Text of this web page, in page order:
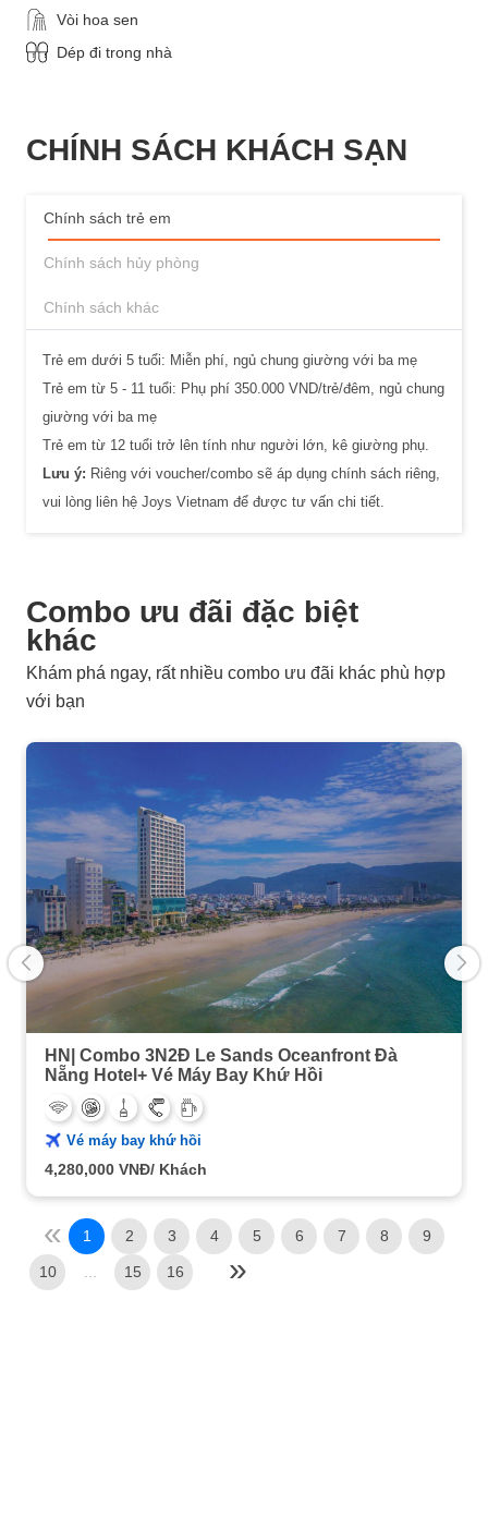
Vòi hoa sen
Dép đi trong nhà
CHÍNH SÁCH KHÁCH SẠN
Chính sách trẻ em
Chính sách hủy phòng
Chính sách khác
Trẻ em dưới 5 tuổi: Miễn phí, ngủ chung giường với ba mẹ
Trẻ em từ 5 - 11 tuổi: Phụ phí 350.000 VND/trẻ/đêm, ngủ chung
giường với ba mẹ
Trẻ em từ 12 tuổi trở lên tính như người lớn, kê giường phụ.
Lưu ý: Riêng với voucher/combo sẽ áp dụng chính sách riêng,
vui lòng liên hệ Joys Vietnam để được tư vấn chi tiết.
Combo ưu đãi đặc biệt
khác
Khám phá ngay, rất nhiều combo ưu đãi khác phù hợp
với bạn
HN| Combo 3N2Đ Le Sands Oceanfront Đà
Nẵng Hotel+ Vé Máy Bay Khứ Hồi
Vé máy bay khứ hồi
4,280,000 VNĐ/ Khách
1 2 3 4 5 6 7 8 9
10 15 16